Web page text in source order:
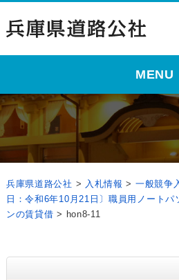
MENU
兵庫県道路公社 > 入札情報 > 一般競争
日：令和6年10月21日〕職員用ノートパ
ンの賃貸借 > hon8-11